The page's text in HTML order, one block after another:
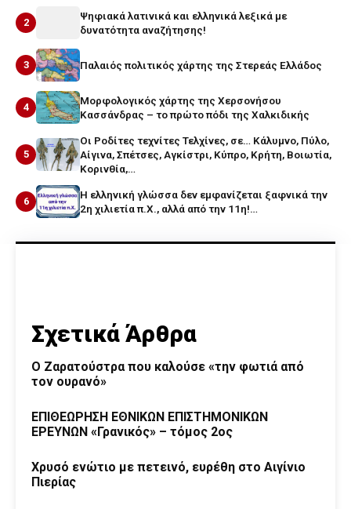
2
Ψηφιακά λατινικά και ελληνικά λεξικά με
δυνατότητα αναζήτησης!
3 Παλαιός πολιτικός χάρτης της Στερεάς Ελλάδος
4
Μορφολογικός χάρτης της Χερσονήσου
Κασσάνδρας – το πρώτο πόδι της Χαλκιδικής
5
Οι Ροδίτες τεχνίτες Τελχίνες, σε… Κάλυμνο, Πύλο,
Αίγινα, Σπέτσες, Αγκίστρι, Κύπρο, Κρήτη, Βοιωτία,
Κορινθία,…
6
Η ελληνική γλώσσα δεν εμφανίζεται ξαφνικά την
2η χιλιετία π.Χ., αλλά από την 11η!…
Σχετικά Άρθρα
Ο Ζαρατούστρα που καλούσε «την φωτιά από
τον ουρανό»
ΕΠΙΘΕΩΡΗΣΗ ΕΘΝΙΚΩΝ ΕΠΙΣΤΗΜΟΝΙΚΩΝ
ΕΡΕΥΝΩΝ «Γρανικός» – τόμος 2ος
Χρυσό ενώτιο με πετεινό, ευρέθη στο Αιγίνιο
Πιερίας